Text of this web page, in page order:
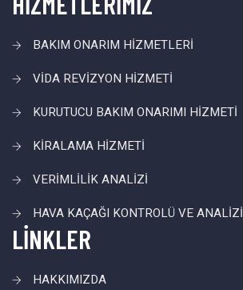
BAKIM ONARIM HİZMETLERİ
VİDA REVİZYON HİZMETİ
KURUTUCU BAKIM ONARIMI HİZMETİ
KİRALAMA HİZMETİ
VERİMLİLİK ANALİZİ
HAVA KAÇAĞI KONTROLÜ VE ANALİZİ
LİNKLER
HAKKIMIZDA